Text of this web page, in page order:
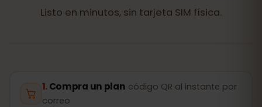
Listo en minutos, sin tarjeta SIM física.
Compra un plan código QR al instante por
correo